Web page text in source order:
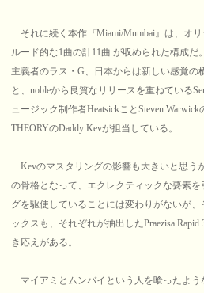
それに続く本作『Miami/Mumbai』は、オ
ルード的な1曲の計11曲 が収められた構成
主義者のラス・G、日本からは新しい感覚
と、nobleから良質なリリースを重ねている
ュージック制作者HeatsickことSteven
THEORYのDaddy Kevが担当している。
Kevのマスタリングの影響も大きいと思う
の骨格となって、エクレクティックな要素
グを駆使していることには変わりがないが
ックスも、それぞれが抽出したPraezisa
き応えがある。
マイアミとムンバイという人を喰ったよ